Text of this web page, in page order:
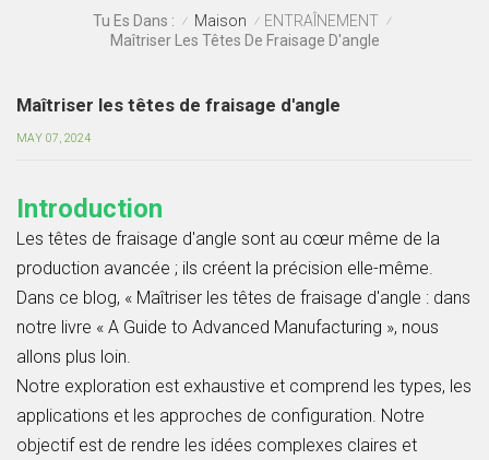
Tu Es Dans : / Maison / ENTRAÎNEMENT /
Maîtriser Les Têtes De Fraisage D'angle
Maîtriser les têtes de fraisage d'angle
MAY 07, 2024
Introduction
Les têtes de fraisage d'angle sont au cœur même de la
production avancée ; ils créent la précision elle-même.
Dans ce blog, « Maîtriser les têtes de fraisage d'angle : dans
notre livre « A Guide to Advanced Manufacturing », nous
allons plus loin.
Notre exploration est exhaustive et comprend les types, les
applications et les approches de configuration. Notre
objectif est de rendre les idées complexes claires et